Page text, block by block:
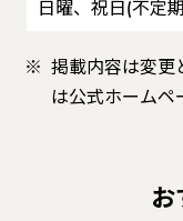
日曜、祝日(不定
掲載内容は変更
は公式ホームペ
お